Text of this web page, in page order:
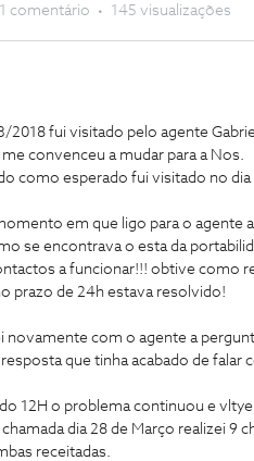
1 comentário 145 visualizações
2018 fui visitado pelo agente
convenceu a mudar para a Nos.
como esperado fui visitado no dia
em que ligo para o agente
se encontrava o esta da
a funcionar!!! obtive como
prazo de 24h estava resolvido!
novamente com o agente a
que tinha acabado de falar
12H o problema continuou e
dia 28 de Março realizei 9
receitadas.